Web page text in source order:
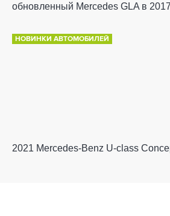
обновленный Mercedes GLA в
НОВИНКИ АВТОМОБИЛЕЙ
2021 Mercedes-Benz U-class